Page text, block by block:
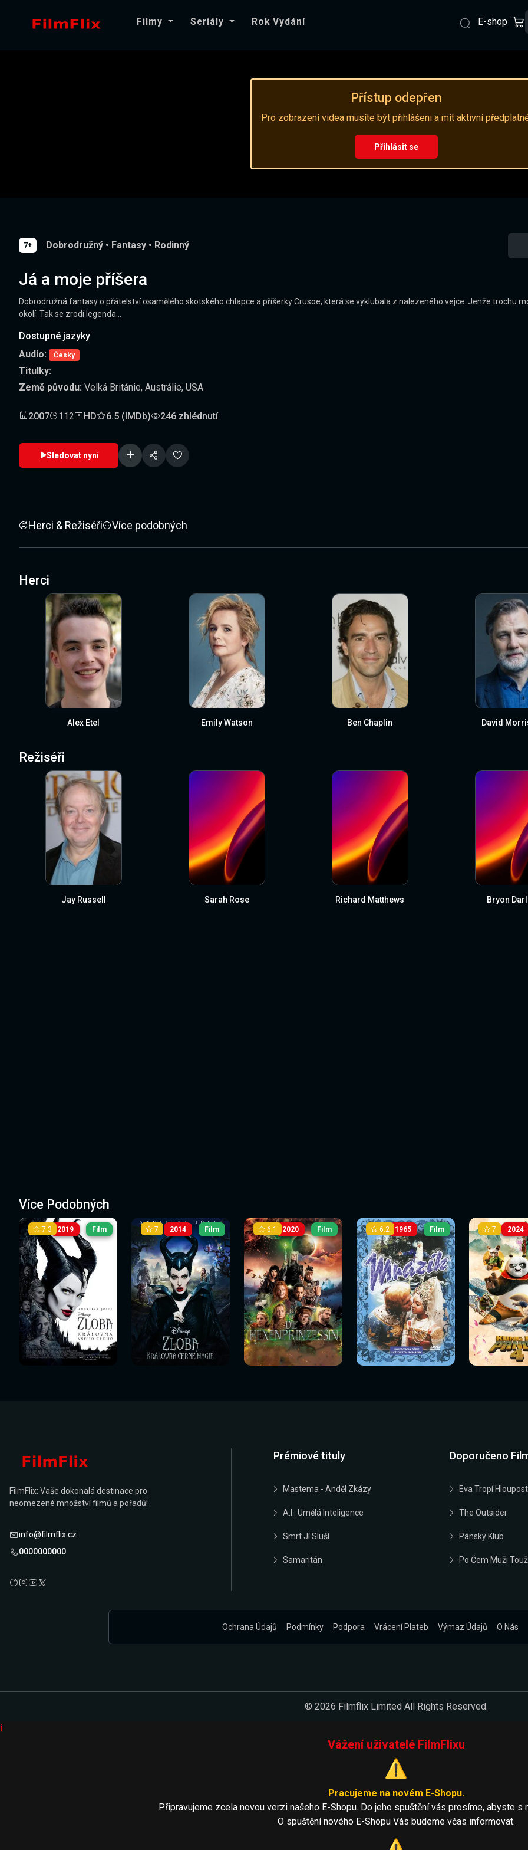
Filmy Seriály Rok Vydání E-shop
Přístup odepřen
Pro zobrazení videa musíte být přihlášeni a mít aktivní
Přihlásit se
7+ Dobrodružný • Fantasy • Rodinný
Já a moje příšera
Dobrodružná fantasy o přátelství osamělého skotského chlapce a příšerky Crusoe, která se vyklubala z nalezeného vejce. Jenže trochu
okolí. Tak se zrodí legenda…
Dostupné jazyky
Audio:
Česky
Titulky:
Země původu: Velká Británie, Austrálie, USA
2007 112 HD 6.5 (IMDb) 246 zhlédnutí
Sledovat nyní
Herci & Režiséři Více podobných
Herci
Alex Etel Emily Watson Ben Chaplin David
Režiséři
Jay Russell Sarah Rose Richard Matthews Bryon
Více Podobných
2019
Sledovat
nyní
7.3 Film
Sledovat nyní
2014
Sledovat
nyní
7 Film
Sledovat nyní
2020
Sledovat
nyní
6.1 Film
Sledovat nyní
1965
Sledovat
nyní
6.2 Film
Sledovat nyní
2024
Sledovat
nyní
7
Sledovat nyní
FilmFlix: Vaše dokonalá destinace pro
neomezené množství filmů a pořadů!
info@filmflix.cz
0000000000
Prémiové tituly
Mastema - Anděl Zkázy
A.I.: Umělá Inteligence
Smrt Jí Sluší
Samaritán
Doporučeno
Eva Tropí
The Outsider
Pánský Klub
Po Čem Muži
Ochrana Údajů Podmínky Podpora Vrácení Plateb Výmaz Údajů O Nás
© 2026 Filmflix Limited All Rights Reserved.
i
Vážení uživatelé FilmFlixu
⚠️
Pracujeme na novém E-Shopu.
Připravujeme zcela novou verzi našeho E-Shopu. Do jeho spuštění vás prosíme, abyste s
O spuštění nového E-Shopu Vás budeme včas informovat.